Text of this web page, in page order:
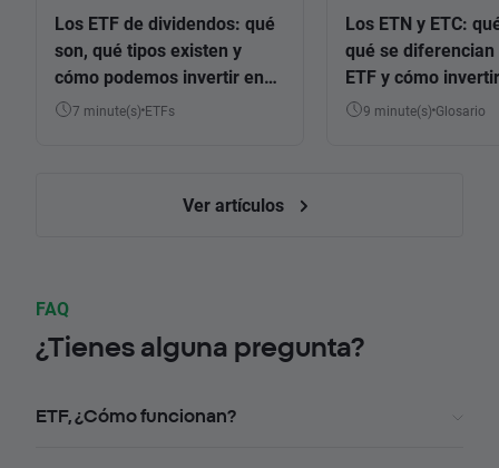
Los ETF de dividendos: qué
son, qué tipos existen y
cómo podemos invertir en
ellos7 minute(s) ETFs
Los ETN y ETC:
qué se diferencian
ETF y cómo
9 minute(s) Glosario
Ver artículos
FAQ
¿Tienes alguna pregunta?
ETF, ¿Cómo funcionan?